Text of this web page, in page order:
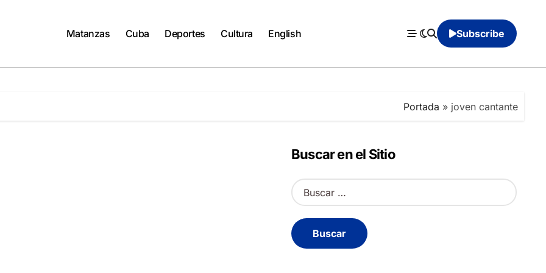
Matanzas Cuba Deportes Cultura English Subscribe
Portada » joven cantante
Buscar en el Sitio
B
u
c
a